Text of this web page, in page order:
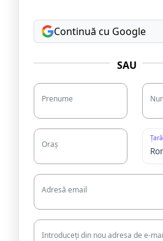
Continuă cu Google
SAU
Prenume
Oraș
Țară
Adresă email
Introduceți din nou adresa de e-